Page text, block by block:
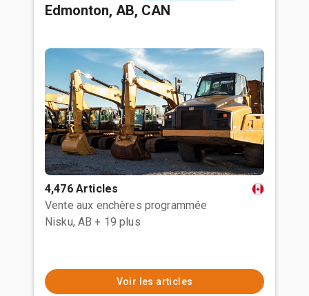
Edmonton, AB, CAN
4,476 Articles
Vente aux enchères programmée
Nisku, AB + 19 plus
Voir les articles